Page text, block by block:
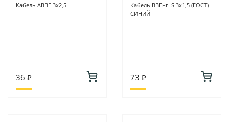
Кабель АВВГ 3х2,5
36 ₽
Кабель ВВГнгLS 3х1,5 (ГОСТ)
СИНИЙ
73 ₽